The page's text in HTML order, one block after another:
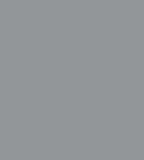
unterschiedliche